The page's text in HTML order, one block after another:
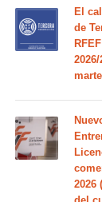
El
de
2026